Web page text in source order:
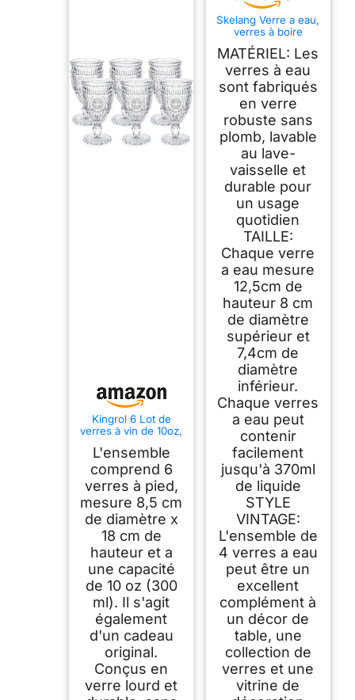
Kingrol 6 Lot de
verres à vin de 10oz,
verre à eau vintage
de 300ml, verres à
boissons mixtes
romantiques pour la
fête
L'ensemble
comprend 6
verres à pied,
mesure 8,5 cm
de diamètre x
18 cm de
hauteur et a
une capacité
de 10 oz (300
ml). Il s'agit
également
d'un cadeau
original.
Conçus en
verre lourd et
Skelang Verre a eau,
verres à boire
vintage, verres eau
transparent
romantique en relief,
gobelets en verre
pour jus, boissons,
cocktail, capacité
370ml, lot de 4
MATÉRIEL: Les
verres à eau
sont fabriqués
en verre
robuste sans
plomb, lavable
au lave-
vaisselle et
durable pour
un usage
quotidien
TAILLE:
Chaque verre
a eau mesure
12,5cm de
hauteur 8 cm
de diamètre
supérieur et
7,4cm de
diamètre
inférieur.
Chaque verres
a eau peut
contenir
facilement
jusqu'à 370ml
de liquide
STYLE
VINTAGE:
L'ensemble de
4 verres a eau
peut être un
excellent
complément à
un décor de
table, une
collection de
verres et une
vitrine de